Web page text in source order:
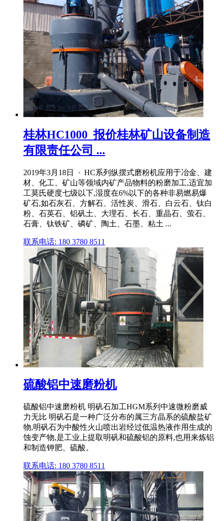
桂林HC1000_报价桂林矿山设备制造
有限责任公司 ...
2019年3月18日 · HC系列纵摆式磨粉机应用于冶金、建
材、化工、矿山等领域内矿产品物料的粉磨加工,适宜加
工莫氏硬度七级以下,湿度在6%以下的各种非易燃易爆
矿石,如石灰石、方解石、活性炭、滑石、白云石、钛白
粉、石英石、铝矾土、大理石、长石、重晶石、萤石、
石膏、钛铁矿、磷矿、陶土、石墨、粘土 ...
联系电话: 180 3780 8511
硫酸铝中速磨粉机
硫酸铝中速磨粉机 明矾石加工HGM系列中速微粉磨威
力无比 明矾石是一种广泛分布的属三方晶系的硫酸盐矿
物,明矾石为中酸性火山喷出岩经过低温热液作用生成的
蚀变产物,是工业上提取明矾和硫酸铝的原料,也用来炼铝
和制造钾肥、硫酸。
联系电话: 180 3780 8511